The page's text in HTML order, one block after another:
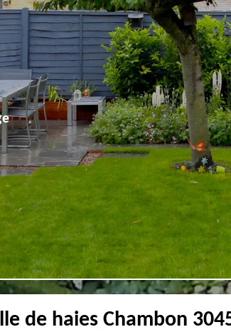
de haies Chambon